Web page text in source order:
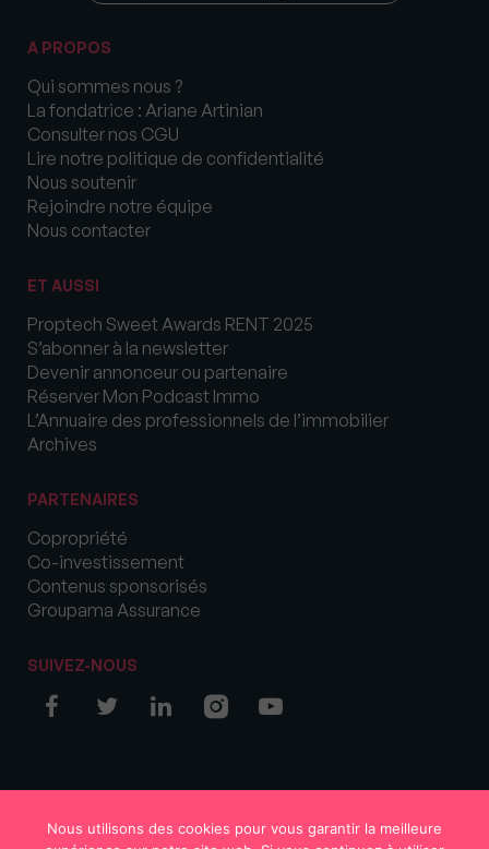
A PROPOS
Qui sommes nous ?
La fondatrice : Ariane Artinian
Consulter nos CGU
Lire notre politique de confidentialité
Nous soutenir
Rejoindre notre équipe
Nous contacter
ET AUSSI
Proptech Sweet Awards RENT 2025
S’abonner à la newsletter
Devenir annonceur ou partenaire
Réserver Mon Podcast Immo
L’Annuaire des professionnels de l’immobilier
Archives
PARTENAIRES
Copropriété
Co-investissement
Contenus sponsorisés
Groupama Assurance
SUIVEZ-NOUS
Nous utilisons des cookies pour vous garantir la meilleure